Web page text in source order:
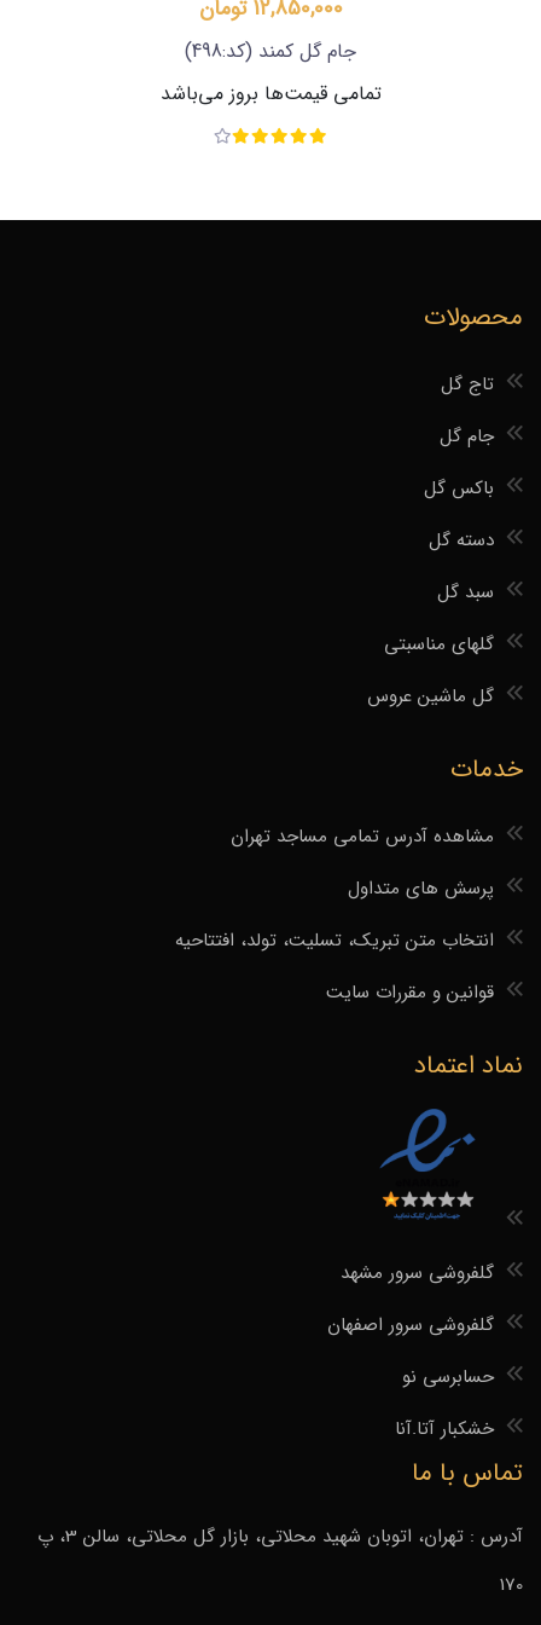
12,850,000 تومان
جام گل کمند (کد:498)
تمامی قیمت‌ها بروز می‌باشد
محصولات
تاج گل
جام گل
باکس گل
دسته گل
سبد گل
گلهای مناسبتی
گل ماشین عروس
خدمات
مشاهده آدرس تمامی مساجد تهران
پرسش های متداول
انتخاب متن تبریک، تسلیت، تولد، افتتاحیه
قوانین و مقررات سایت
نماد اعتماد
گلفروشی سرور مشهد
گلفروشی سرور اصفهان
حسابرسی نو
خشکبار آتا.آنا
تماس با ما
آدرس : تهران، اتوبان شهید محلاتی، بازار گل محلاتی، سالن 3، پ
170